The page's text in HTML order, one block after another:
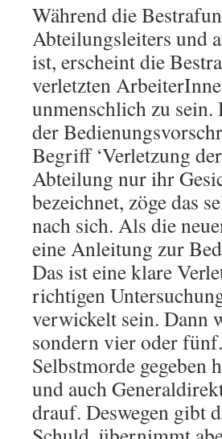
Während die
Abteilungsleiters und
ist, erscheint die
verletzten
unmenschlich zu
der
Begriff ‘Verletzung
Abteilung nur ihr
bezeichnet, zöge das
nach sich. Als die
eine Anleitung zur
Das ist eine klare
richtigen
verwickelt sein. Dann
sondern vier oder
Selbstmorde gegeben
und auch
drauf. Deswegen gibt